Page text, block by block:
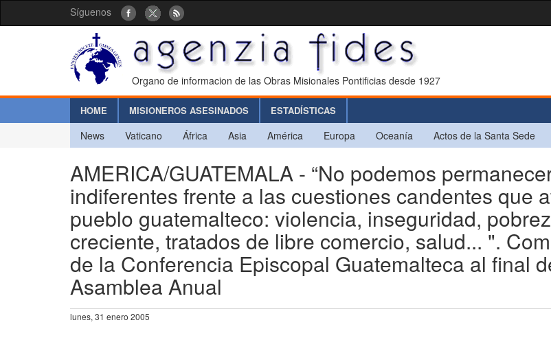
Síguenos
Organo de informacion de las Obras Misionales Pontificias desde 1927
HOME MISIONEROS ASESINADOS ESTADÍSTICAS
News Vaticano África Asia América Europa Oceanía Actos de la Santa Sede
AMERICA/GUATEMALA - “No podemos
indiferentes frente a las cuestiones candentes que
pueblo guatemalteco: violencia, inseguridad,
creciente, tratados de libre comercio, salud... ".
de la Conferencia Episcopal Guatemalteca al final
Asamblea Anual
lunes, 31 enero 2005